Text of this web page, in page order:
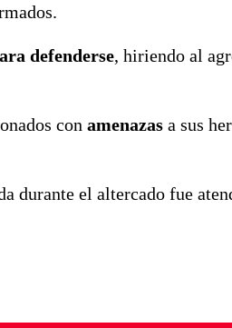
defenderse, hiriendo al
con amenazas a sus
durante el altercado fue